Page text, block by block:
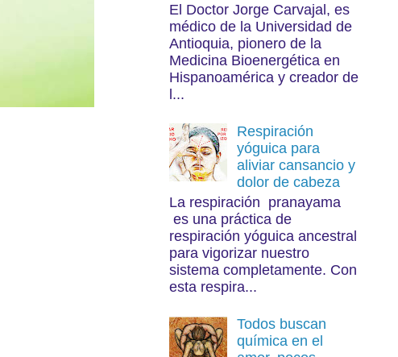
El Doctor Jorge Carvajal, es
médico de la Universidad de
Antioquia, pionero de la
Medicina Bioenergética en
Hispanoamérica y creador de
l...
Respiración
yóguica para
aliviar cansancio y
dolor de cabeza
La respiración pranayama
es una práctica de
respiración yóguica ancestral
para vigorizar nuestro
sistema completamente. Con
esta respira...
Todos buscan
química en el